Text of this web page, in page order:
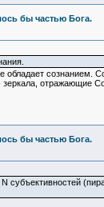
бы частью Бога.
сознанием.
отражающие
бы частью Бога.
субъективностей